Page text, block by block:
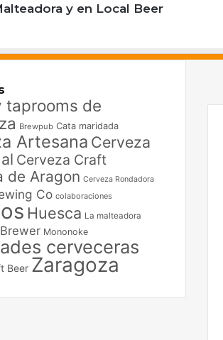
y en Local Beer
taprooms de
Brewpub Cata maridada
Artesana Cerveza
Cerveza Craft
de Aragon Cerveza Rondadora
Co colaboraciones
Huesca La malteadora
Mononoke
cerveceras
Beer Zaragoza